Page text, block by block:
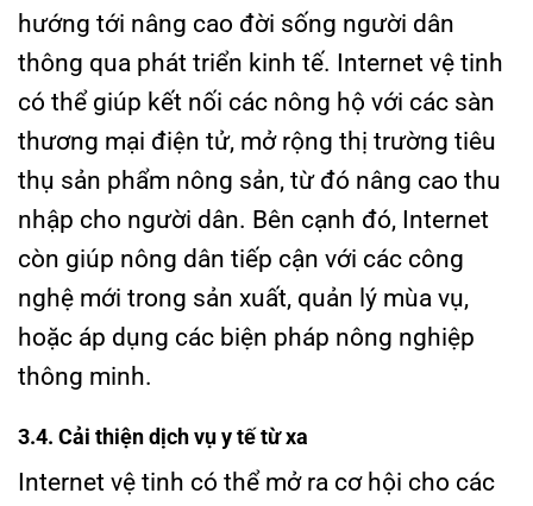
hướng tới nâng cao đời sống người dân
thông qua phát triển kinh tế. Internet vệ tinh
có thể giúp kết nối các nông hộ với các sàn
thương mại điện tử, mở rộng thị trường tiêu
thụ sản phẩm nông sản, từ đó nâng cao thu
nhập cho người dân. Bên cạnh đó, Internet
còn giúp nông dân tiếp cận với các công
nghệ mới trong sản xuất, quản lý mùa vụ,
hoặc áp dụng các biện pháp nông nghiệp
thông minh.
3.4. Cải thiện dịch vụ y tế từ xa
Internet vệ tinh có thể mở ra cơ hội cho các